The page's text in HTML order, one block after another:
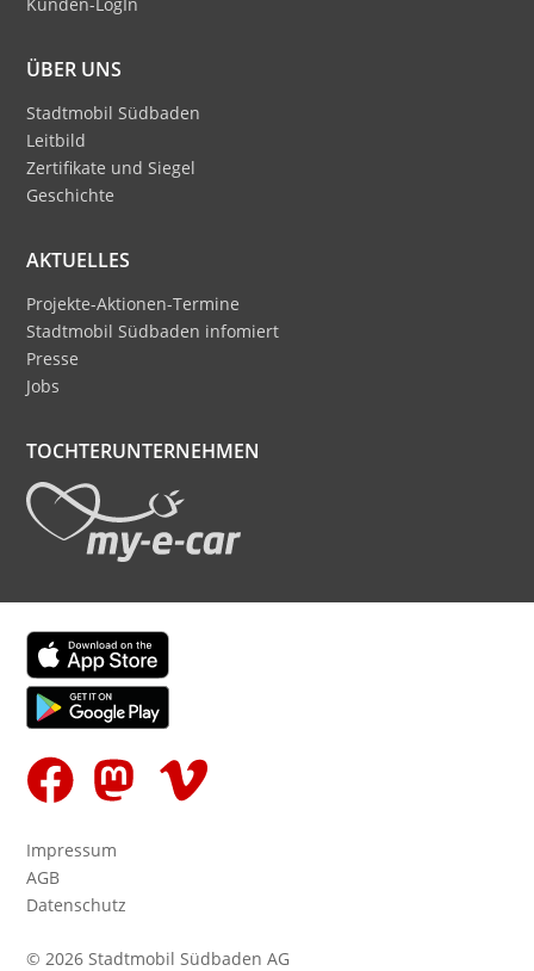
Kunden-LogIn
ÜBER UNS
Stadtmobil Südbaden
Leitbild
Zertifikate und Siegel
Geschichte
AKTUELLES
Projekte-Aktionen-Termine
Stadtmobil Südbaden infomiert
Presse
Jobs
TOCHTERUNTERNEHMEN
Finde uns in Deinem App Store
Folge uns auf
Impressum
AGB
Datenschutz
© 2026 Stadtmobil Südbaden AG